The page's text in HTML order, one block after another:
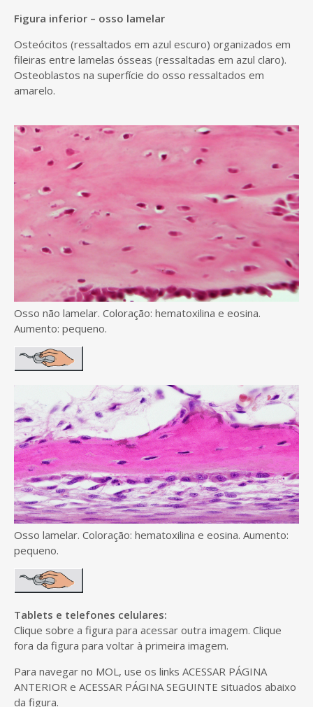
Figura inferior – osso lamelar
Osteócitos (ressaltados em azul escuro) organizados em
fileiras entre lamelas ósseas (ressaltadas em azul claro).
Osteoblastos na superfície do osso ressaltados em
amarelo.
Osso não lamelar. Coloração: hematoxilina e eosina.
Aumento: pequeno.
Osso lamelar. Coloração: hematoxilina e eosina. Aumento:
pequeno.
Tablets e telefones celulares:
Clique sobre a figura para acessar outra imagem. Clique
fora da figura para voltar à primeira imagem.
Para navegar no MOL, use os links ACESSAR PÁGINA
ANTERIOR e ACESSAR PÁGINA SEGUINTE situados abaixo
da figura.